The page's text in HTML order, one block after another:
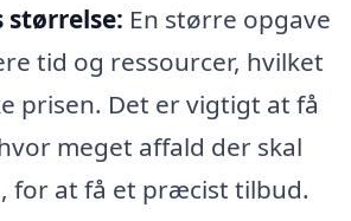
størrelse: En større opgave
tid og ressourcer, hvilket
prisen. Det er vigtigt at få
meget affald der skal
for at få et præcist tilbud.